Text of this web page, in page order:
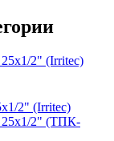
2" (Irritec)